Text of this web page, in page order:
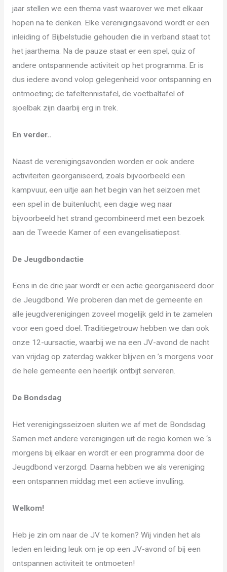
jaar stellen we een thema vast waarover we met elkaar
hopen na te denken. Elke verenigingsavond wordt er een
inleiding of Bijbelstudie gehouden die in verband staat tot
het jaarthema. Na de pauze staat er een spel, quiz of
andere ontspannende activiteit op het programma. Er is
dus iedere avond volop gelegenheid voor ontspanning en
ontmoeting; de tafeltennistafel, de voetbaltafel of
sjoelbak zijn daarbij erg in trek.
En verder..
Naast de verenigingsavonden worden er ook andere
activiteiten georganiseerd, zoals bijvoorbeeld een
kampvuur, een uitje aan het begin van het seizoen met
een spel in de buitenlucht, een dagje weg naar
bijvoorbeeld het strand gecombineerd met een bezoek
aan de Tweede Kamer of een evangelisatiepost.
De Jeugdbondactie
Eens in de drie jaar wordt er een actie georganiseerd door
de Jeugdbond. We proberen dan met de gemeente en
alle jeugdverenigingen zoveel mogelijk geld in te zamelen
voor een goed doel. Traditiegetrouw hebben we dan ook
onze 12-uursactie, waarbij we na een JV-avond de nacht
van vrijdag op zaterdag wakker blijven en ’s morgens voor
de hele gemeente een heerlijk ontbijt serveren.
De Bondsdag
Het verenigingsseizoen sluiten we af met de Bondsdag.
Samen met andere verenigingen uit de regio komen we ‘s
morgens bij elkaar en wordt er een programma door de
Jeugdbond verzorgd. Daarna hebben we als vereniging
een ontspannen middag met een actieve invulling.
Welkom!
Heb je zin om naar de JV te komen? Wij vinden het als
leden en leiding leuk om je op een JV-avond of bij een
ontspannen activiteit te ontmoeten!